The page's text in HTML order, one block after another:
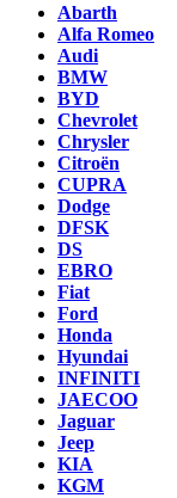
Abarth
Alfa Romeo
Audi
BMW
BYD
Chevrolet
Chrysler
Citroën
CUPRA
Dodge
DFSK
DS
EBRO
Fiat
Ford
Honda
Hyundai
INFINITI
JAECOO
Jaguar
Jeep
KIA
KGM